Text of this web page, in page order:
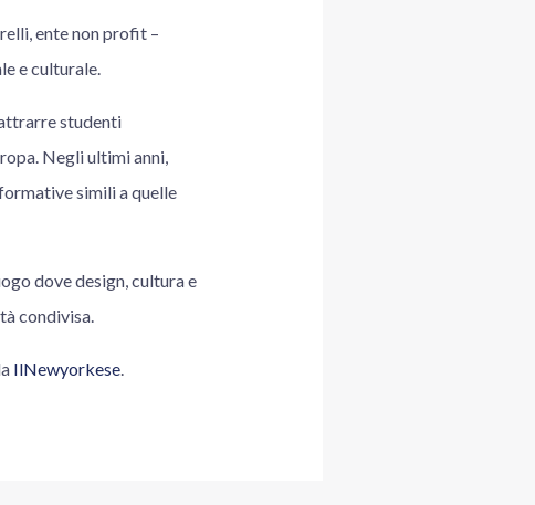
ente non profit –
e culturale.
studenti
Negli ultimi anni,
simili a quelle
dove design, cultura e
condivisa.
IlNewyorkese.